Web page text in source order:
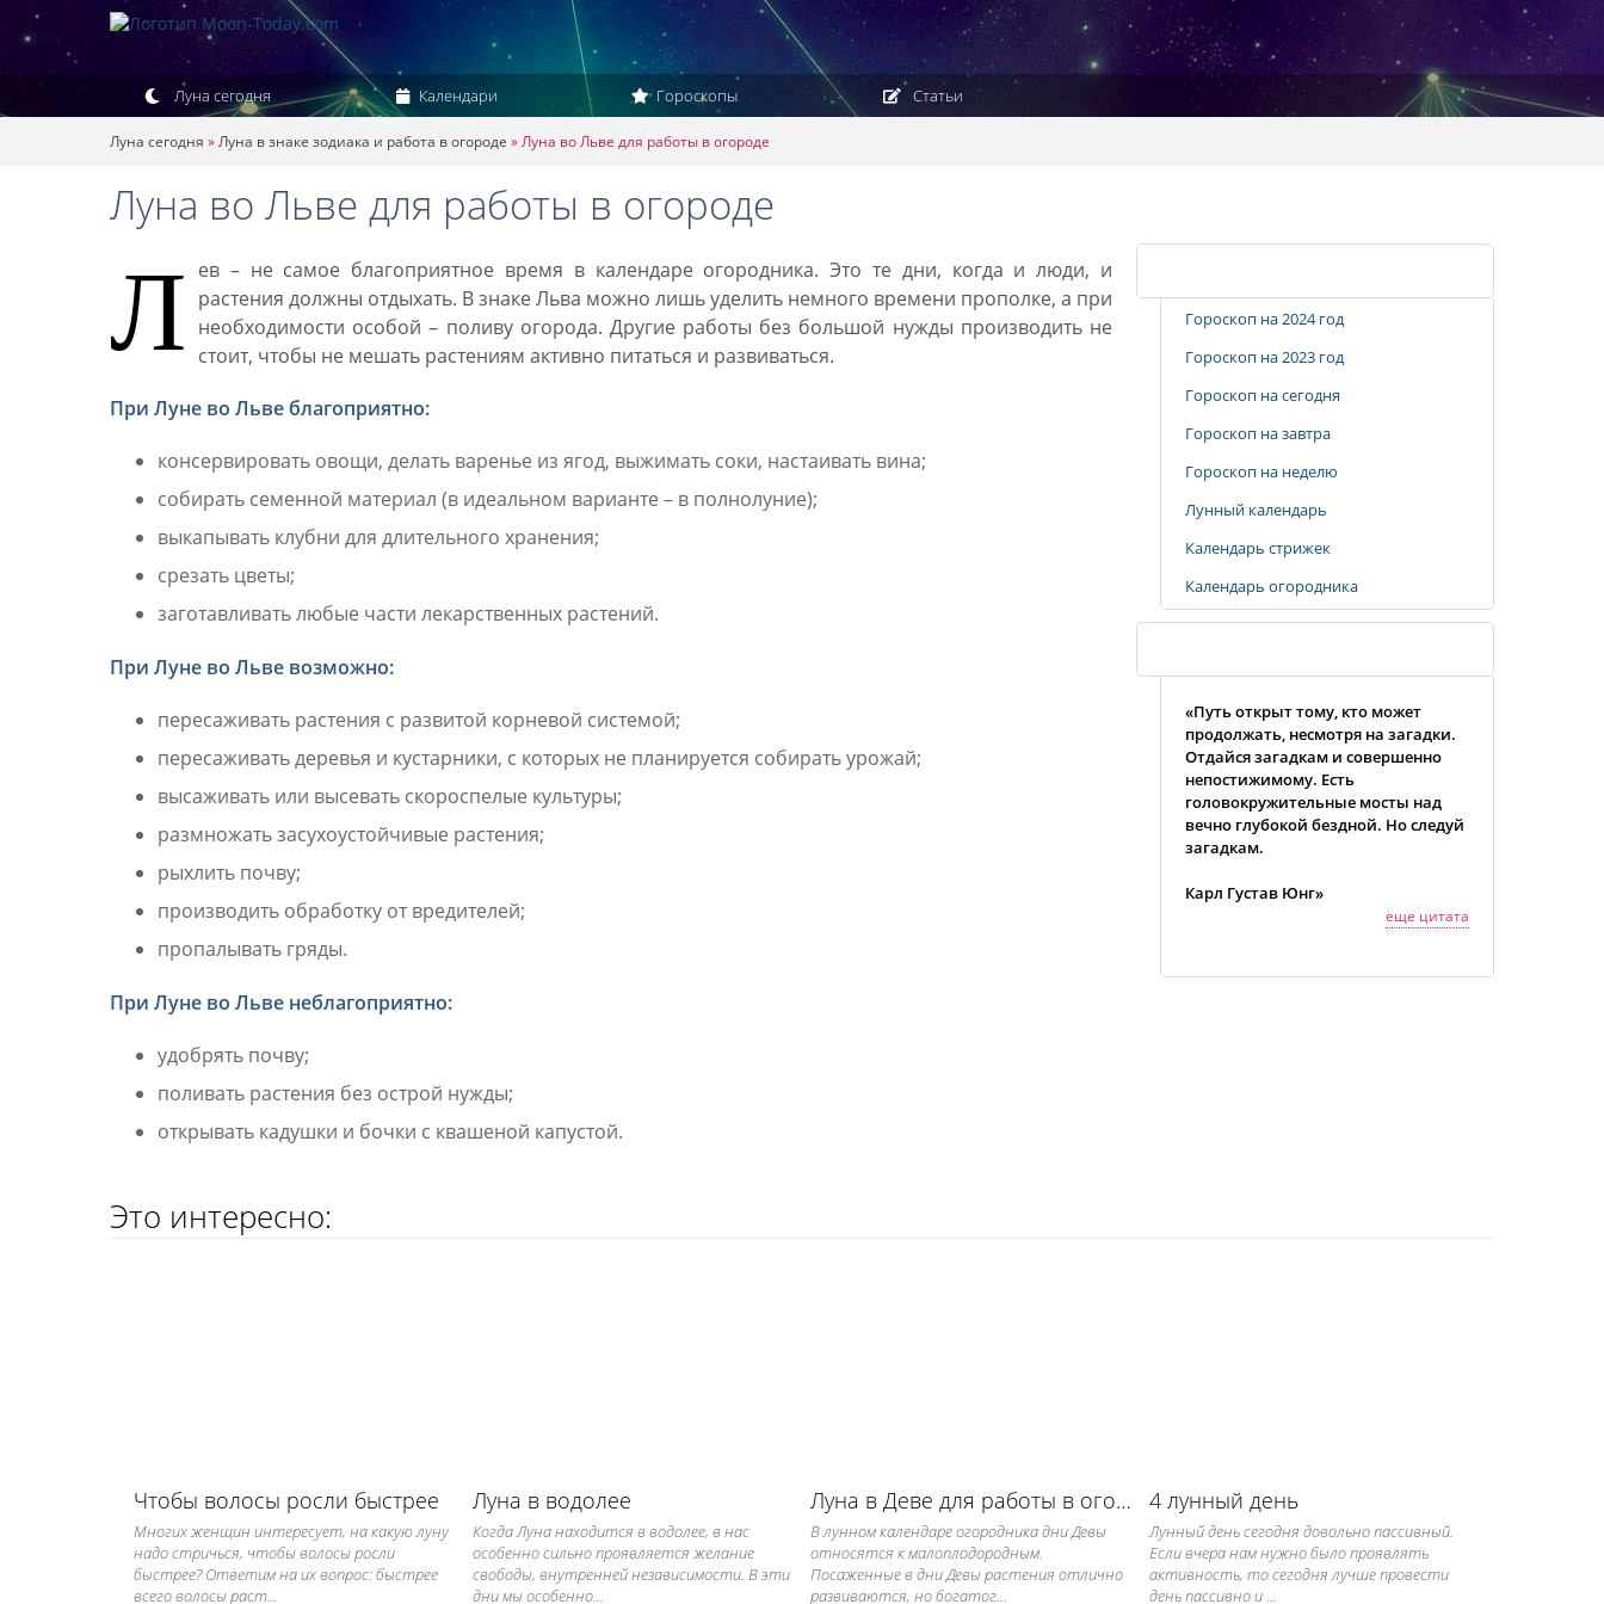
Луна сегодня Календари Гороскопы Статьи
Луна сегодня »Луна в знаке зодиака и работа в огороде »Луна во Льве для работы в огороде
Луна во Льве для работы в огороде
Л ев – не самое благоприятное время в календаре огородника. Это те дни, когда и люди, и
растения должны отдыхать. В знаке Льва можно лишь уделить немного времени прополке, а при
необходимости особой – поливу огорода. Другие работы без большой нужды производить не
стоит, чтобы не мешать растениям активно питаться и развиваться.
При Луне во Льве благоприятно:
консервировать овощи, делать варенье из ягод, выжимать соки, настаивать вина;
собирать семенной материал (в идеальном варианте – в полнолуние);
выкапывать клубни для длительного хранения;
срезать цветы;
заготавливать любые части лекарственных растений.
При Луне во Льве возможно:
пересаживать растения с развитой корневой системой;
пересаживать деревья и кустарники, с которых не планируется собирать урожай;
высаживать или высевать скороспелые культуры;
размножать засухоустойчивые растения;
рыхлить почву;
производить обработку от вредителей;
пропалывать гряды.
При Луне во Льве неблагоприятно:
удобрять почву;
поливать растения без острой нужды;
открывать кадушки и бочки с квашеной капустой.
Гороскоп на 2024 год
Гороскоп на 2023 год
Гороскоп на сегодня
Гороскоп на завтра
Гороскоп на неделю
Лунный календарь
Календарь стрижек
Календарь огородника
«Путь открыт тому, кто может
продолжать, несмотря на загадки.
Отдайся загадкам и совершенно
непостижимому. Есть
головокружительные мосты над
вечно глубокой бездной. Но следуй
загадкам.
Карл Густав Юнг»
еще цитата
Это интересно:
Чтобы волосы росли быстрее
Многих женщин интересует, на какую луну
надо стричься, чтобы волосы росли
быстрее? Ответим на их вопрос: быстрее
всего волосы раст...
Луна в водолее
Когда Луна находится в водолее, в нас
особенно сильно проявляется желание
свободы, внутренней независимости. В эти
дни мы особенно...
Луна в Деве для работы в огороде
В лунном календаре огородника дни Девы
относятся к малоплодородным.
Посаженные в дни Девы растения отлично
развиваются, но богатог...
4 лунный день
Лунный день сегодня довольно пассивный.
Если вчера нам нужно было проявлять
активность, то сегодня лучше провести
день пассивно и ...